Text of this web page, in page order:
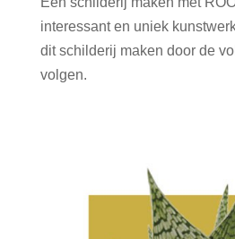
interessant en uniek
dit schilderij maken door de
volgen.